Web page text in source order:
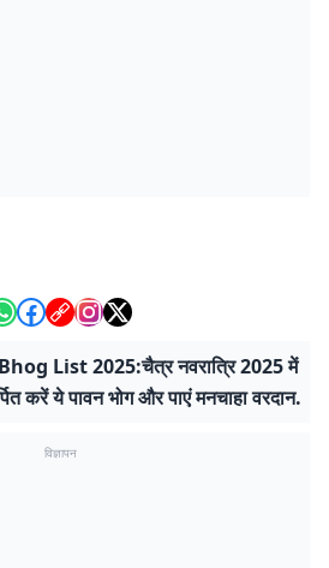
List 2025:चैत्र नवरात्रि 2025 में
करें ये पावन भोग और पाएं मनचाहा वरदान.
विज्ञापन